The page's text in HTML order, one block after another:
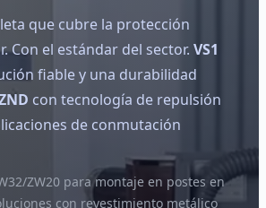
que cubre la protección
Con el estándar del sector. VS1
fiable y una durabilidad
con tecnología de repulsión
de conmutación
ZW20 para montaje en postes en
con revestimiento metálico